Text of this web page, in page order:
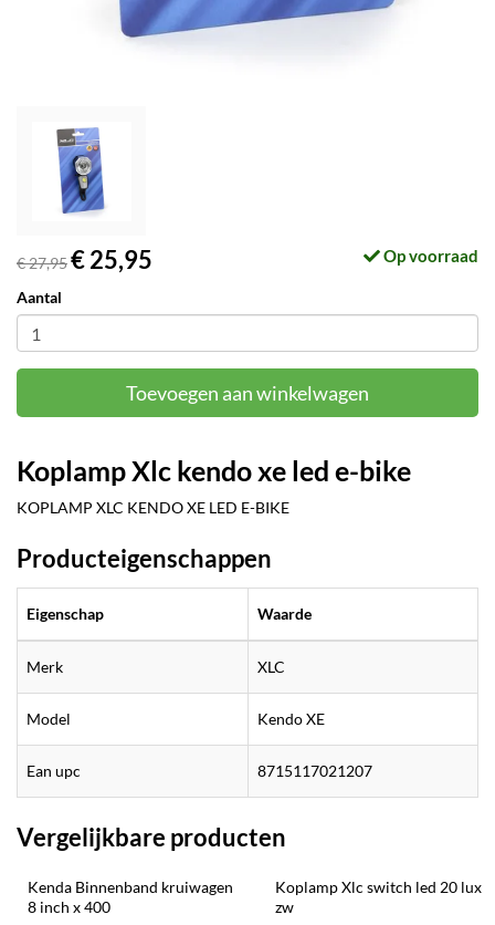
€ 27,95€ 25,95 Op voorraad
Aantal
Toevoegen aan winkelwagen
Koplamp Xlc kendo xe led e-bike
KOPLAMP XLC KENDO XE LED E-BIKE
Producteigenschappen
Eigenschap Waarde
Merk XLC
Model Kendo XE
Ean upc 8715117021207
Vergelijkbare producten
Kenda Binnenband kruiwagen
8 inch x 400
Koplamp Xlc switch led 20 lux
zw